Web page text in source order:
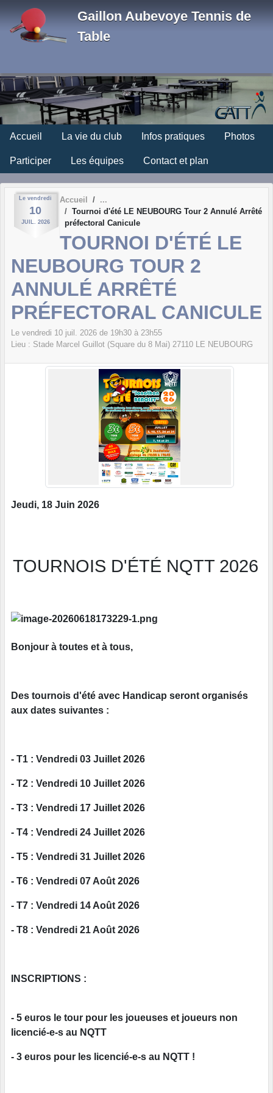
Gaillon Aubevoye Tennis de
Table
Accueil La vie du club Infos pratiques Photos
Participer Les équipes Contact et plan
Le vendredi
10
JUIL. 2026
Accueil
Tournoi d'été LE NEUBOURG Tour 2 Annulé Arrêté
préfectoral Canicule
TOURNOI D'ÉTÉ LE
NEUBOURG TOUR 2
ANNULÉ ARRÊTÉ
PRÉFECTORAL CANICULE
Le vendredi 10 juil. 2026 de 19h30 à 23h55
Lieu : Stade Marcel Guillot (Square du 8 Mai) 27110 LE NEUBOURG
Jeudi, 18 Juin 2026 ‍‍
TOURNOIS D'ÉTÉ NQTT 2026
Bonjour à toutes et à tous,
Des tournois d'été avec Handicap seront organisés
aux dates suivantes :
- T1 : Vendredi 03 Juillet 2026
- T2 : Vendredi 10 Juillet 2026
- T3 : Vendredi 17 Juillet 2026
- T4 : Vendredi 24 Juillet 2026
- T5 : Vendredi 31 Juillet 2026
- T6 : Vendredi 07 Août 2026
- T7 : Vendredi 14 Août 2026
- T8 : Vendredi 21 Août 2026
INSCRIPTIONS :
- 5 euros le tour pour les joueuses et joueurs non
licencié-e-s au NQTT
- 3 euros pour les licencié-e-s au NQTT !
Panneau de gestion des cookies